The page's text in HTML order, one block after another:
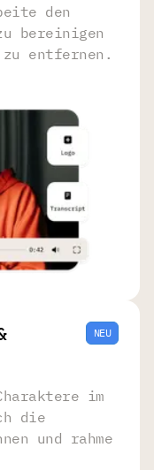
den
bereinigen
zu entfernen.
NEU
im
die
und rahme